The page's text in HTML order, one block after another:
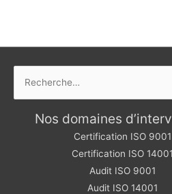
Nos domaines
Certification ISO 9001
Certification ISO 14001
Audit ISO 9001
Audit ISO 14001